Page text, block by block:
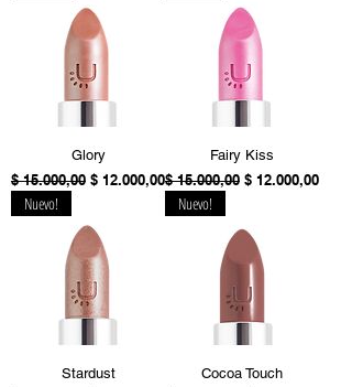
Glory
Precio
$ 15.000,00 Precio de oferta
$ 12.000,00
Fairy Kiss
Precio
$ 15.000,00 Precio de oferta
$ 12.000,00
Nuevo!
Stardust
Nuevo!
Cocoa Touch